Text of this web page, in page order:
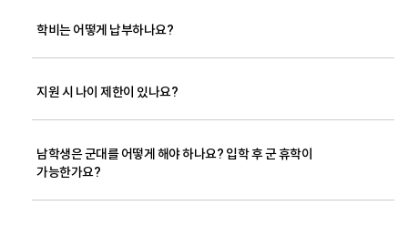
학비는 어떻게 납부하나요?
지원 시 나이 제한이 있나요?
남학생은 군대를 어떻게 해야 하나요? 입학 후 군 휴학이
가능한가요?